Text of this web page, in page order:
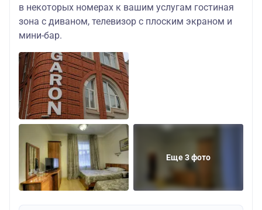
в некоторых номерах к вашим услугам гостиная
зона с диваном, телевизор с плоским экраном и
мини-бар.
Еще 3 фото